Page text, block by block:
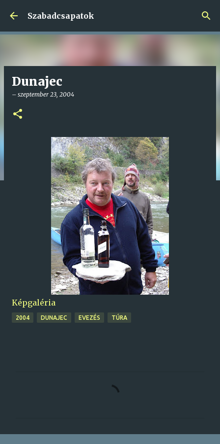
Ugrás a fő tartalomra
Szabadcsapatok
Dunajec
– szeptember 23, 2004
Képgaléria
2004 DUNAJEC EVEZÉS TÚRA